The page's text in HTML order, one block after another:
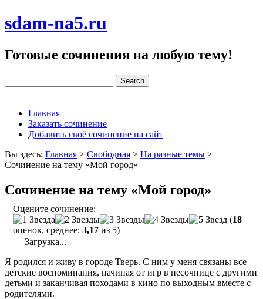
sdam-na5.ru
Готовые сочинения на любую тему!
Главная
Заказать сочинение
Добавить своё сочинение на сайт
Вы здесь: Главная > Свободная > На разные темы >
Сочинение на тему «Мой город»
Сочинение на тему «Мой город»
Оцените сочинение:
(18
оценок, среднее: 3,17 из 5)
Загрузка...
Я родился и живу в городе Тверь. С ним у меня связаны все
детские воспоминания, начиная от игр в песочнице с другими
детьми и заканчивая походами в кино по выходным вместе с
родителями.